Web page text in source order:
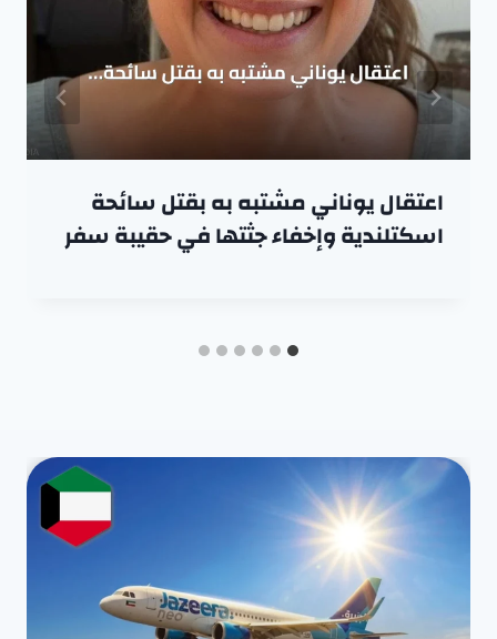
اعتقال يوناني مشتبه به بقتل سائحة
اسكتلندية وإخفاء جثتها في حقيبة سفر